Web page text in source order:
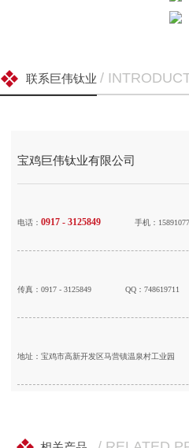
联系巨伟钛业 /
宝鸡巨伟钛业有限公司
电话： 0917 - 3125849 手机：
传真：0917 - 3125849 QQ：748619711
地址：宝鸡市高新开发区马营镇温泉村工业园